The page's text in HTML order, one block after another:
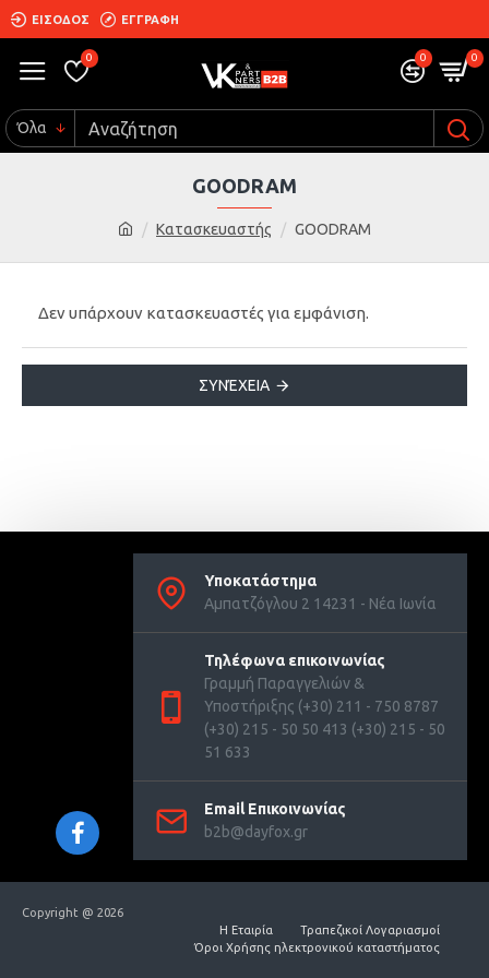
ΕΙΣΟΔΟΣ ΕΓΓΡΑΦΗ
0 0 0
Όλα
Κατασκευαστής GOODRAM
GOODRAM
Δεν υπάρχουν κατασκευαστές για εμφάνιση.
ΣΥΝΈΧΕΙΑ
Υποκατάστημα
Αμπατζόγλου 2 14231 - Νέα Ιωνία
Τηλέφωνα επικοινωνίας
Γραμμή Παραγγελιών &
Υποστήριξης (+30) 211 - 750 8787
(+30) 215 - 50 50 413 (+30) 215 - 50
51 633
Email Επικοινωνίας
b2b@dayfox.gr
Copyright @ 2026
Η Εταιρία
Τραπεζικοί Λογαριασμοί
Όροι Χρήσης ηλεκτρονικού καταστήματος